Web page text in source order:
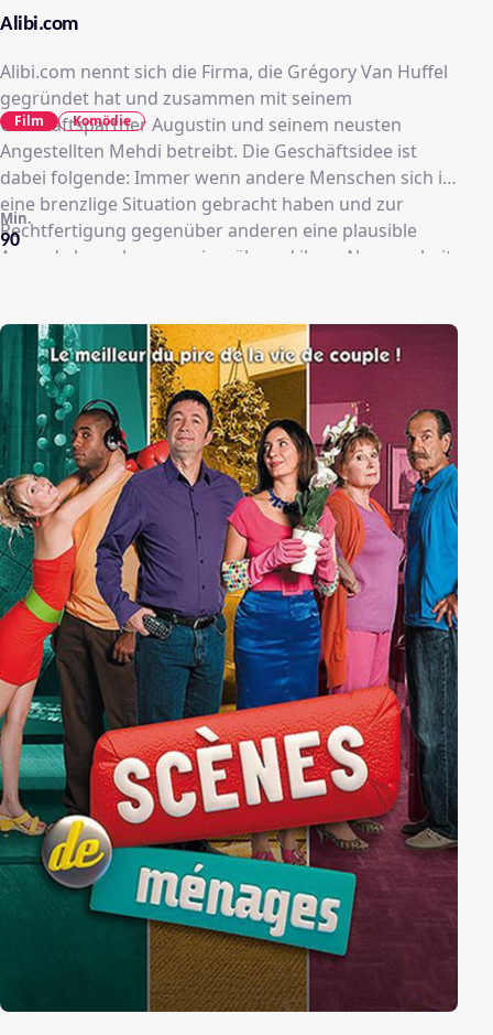
Alibi.com
Alibi.com nennt sich die Firma, die Grégory Van Huffel
gegründet hat und zusammen mit seinem
Geschäftspartner Augustin und seinem neusten
Angestellten Mehdi betreibt. Die Geschäftsidee ist
dabei folgende: Immer wenn andere Menschen sich in
eine brenzlige Situation gebracht haben und zur
Rechtfertigung gegenüber anderen eine plausible
Ausrede brauchen, wo sie während ihrer Abwesenheit
Firma für Greg ein äußerst einträgliches
Geschäftsmodell. Kompliziert wird sein Job für ihn
erst, als er sich in Flo Martin verliebt. Sie kann Lügner
und Betrüger nicht ausstehen - was Greg dazu bringt,
die wahre Natur seines Berufs vor ihr zu verbergen. Es
kommt jedoch noch schlimmer....
90
Min.
Film Komödie